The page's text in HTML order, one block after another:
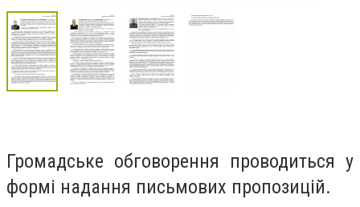
Громадське обговорення проводиться у
формі надання письмових пропозицій.